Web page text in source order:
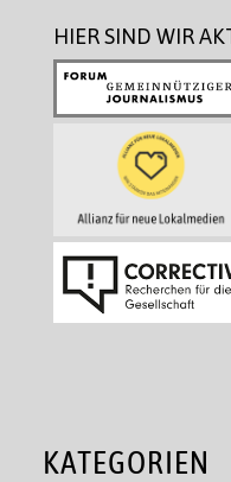
HIER SIND WIR
KATEGORIEN